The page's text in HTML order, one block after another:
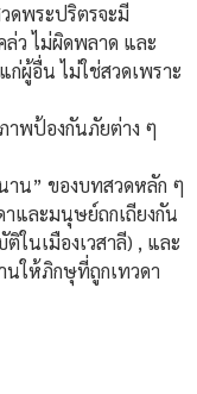
ดพระปริตรจะมี
ล่ว ไม่ผิดพลาด และ
ผู้อื่น ไม่ใช่สวดเพราะ
าพป้องกันภัยต่าง ๆ
าน” ของบทสวดหลัก ๆ
และมนุษย์ถกเถียงกัน
ในเมืองเวสาลี) , และ
ให้ภิกษุที่ถูกเทวดา